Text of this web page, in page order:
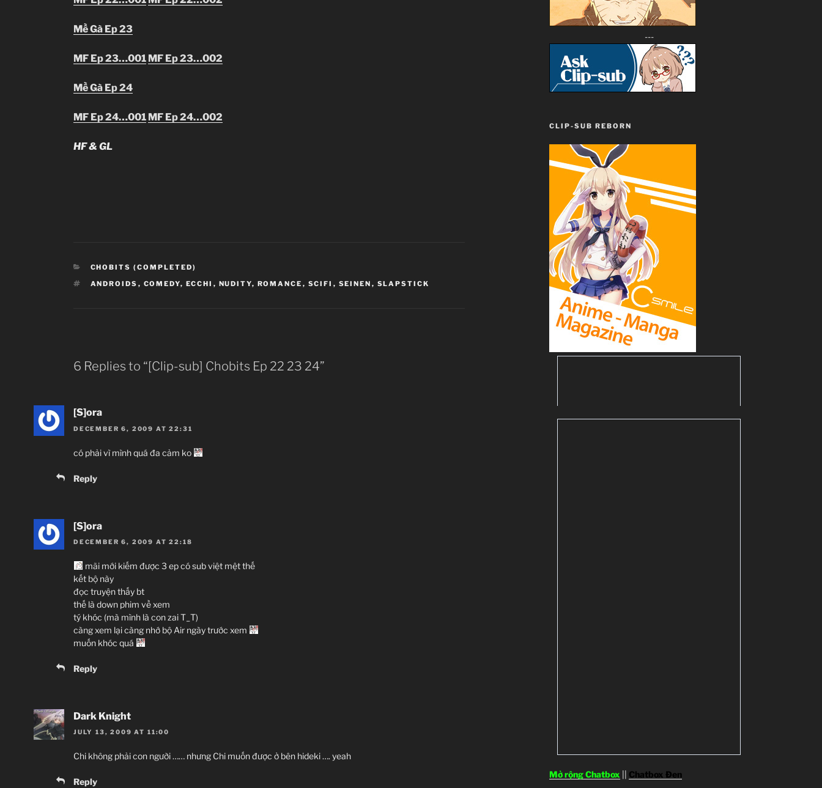
Mề Gà Ep 23
MF Ep 23…001 MF Ep 23…002
Mề Gà Ep 24
MF Ep 24…001 MF Ep 24…002
HF & GL
CATEGORIES
CHOBITS (COMPLETED)
TAGS
ANDROIDS , COMEDY, ECCHI , NUDITY, ROMANCE , SCIFI , SEINEN , SLAPSTICK
6 Replies to “[Clip-sub] Chobits Ep 22 23 24”
[S]ora
DECEMBER 6, 2009 AT 22:31
có phải vì mình quá đa cảm ko
Reply
[S]ora
DECEMBER 6, 2009 AT 22:18
mãi mới kiếm được 3 ep có sub việt mệt thế
kết bộ này
đọc truyện thấy bt
thế là down phim về xem
tý khóc (mà mình là con zai T_T)
càng xem lại càng nhớ bộ Air ngày trước xem
muốn khóc quá
Reply
Dark Knight
JULY 13, 2009 AT 11:00
Chi không phải con người …… nhưng Chi muốn được ở bên hideki …. yeah
Reply
---
CLIP-SUB REBORN
Mở rộng Chatbox Chatbox Đen